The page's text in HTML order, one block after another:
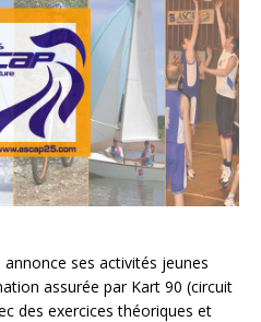
annonce ses activités jeunes
assurée par Kart 90 (circuit
des exercices théoriques et